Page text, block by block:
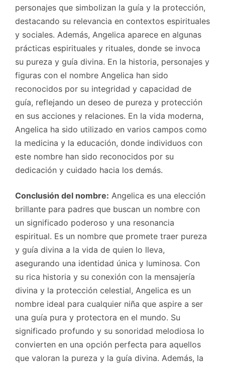
personajes que simbolizan la guía y la protección,
destacando su relevancia en contextos espirituales
y sociales. Además, Angelica aparece en algunas
prácticas espirituales y rituales, donde se invoca
su pureza y guía divina. En la historia, personajes y
figuras con el nombre Angelica han sido
reconocidos por su integridad y capacidad de
guía, reflejando un deseo de pureza y protección
en sus acciones y relaciones. En la vida moderna,
Angelica ha sido utilizado en varios campos como
la medicina y la educación, donde individuos con
este nombre han sido reconocidos por su
dedicación y cuidado hacia los demás.
Conclusión del nombre: Angelica es una elección
brillante para padres que buscan un nombre con
un significado poderoso y una resonancia
espiritual. Es un nombre que promete traer pureza
y guía divina a la vida de quien lo lleva,
asegurando una identidad única y luminosa. Con
su rica historia y su conexión con la mensajería
divina y la protección celestial, Angelica es un
nombre ideal para cualquier niña que aspire a ser
una guía pura y protectora en el mundo. Su
significado profundo y su sonoridad melodiosa lo
convierten en una opción perfecta para aquellos
que valoran la pureza y la guía divina. Además, la